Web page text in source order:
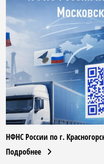
НФНС России по г.
Подробнее